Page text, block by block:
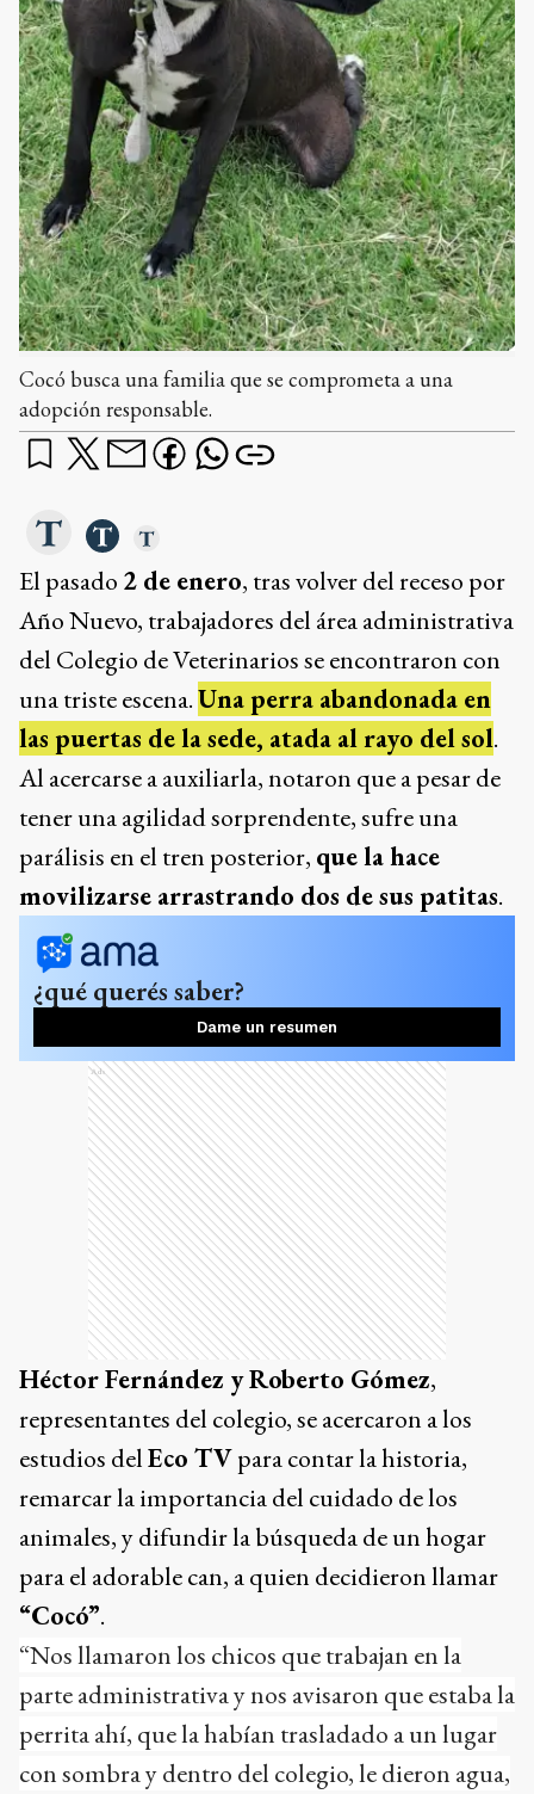
Cocó busca una familia que se comprometa a una
adopción responsable.
El pasado 2 de enero, tras volver del receso por
Año Nuevo, trabajadores del área administrativa
del Colegio de Veterinarios se encontraron con
una triste escena.Una perra abandonada en
las puertas de la sede, atada al rayo del sol.
Al acercarse a auxiliarla, notaron que a pesar de
tener una agilidad sorprendente, sufre una
parálisis en el tren posterior, que la hace
movilizarse arrastrando dos de sus patitas.
¿qué querés saber?
Dame un resumen
Ads
Héctor Fernández y Roberto Gómez,
representantes del colegio, se acercaron a los
estudios delEco TVpara contar la historia,
remarcar la importancia del cuidado de los
animales, y difundir la búsqueda de un hogar
para el adorable can, a quien decidieron llamar
“Cocó”.
“Nos llamaron los chicos que trabajan en la
parte administrativa y nos avisaron que estaba la
perrita ahí, que la habían trasladado a un lugar
con sombra y dentro del colegio, le dieron agua,